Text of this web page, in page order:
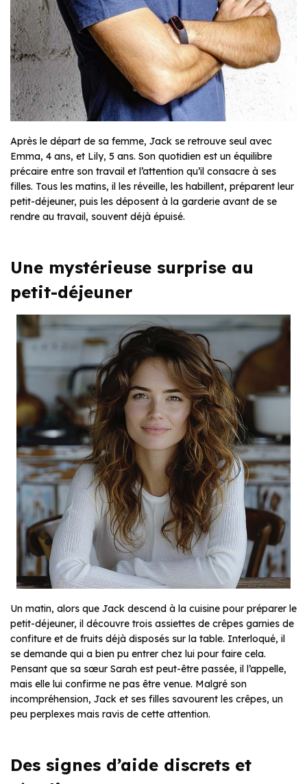
Après le départ de sa femme, Jack se retrouve seul avec
Emma, 4 ans, et Lily, 5 ans. Son quotidien est un équilibre
précaire entre son travail et l’attention qu’il consacre à ses
filles. Tous les matins, il les réveille, les habillent, préparent leur
petit-déjeuner, puis les déposent à la garderie avant de se
rendre au travail, souvent déjà épuisé.
Une mystérieuse surprise au
petit-déjeuner
Un matin, alors que Jack descend à la cuisine pour préparer le
petit-déjeuner, il découvre trois assiettes de crêpes garnies de
confiture et de fruits déjà disposés sur la table. Interloqué, il
se demande qui a bien pu entrer chez lui pour faire cela.
Pensant que sa sœur Sarah est peut-être passée, il l’appelle,
mais elle lui confirme ne pas être venue. Malgré son
incompréhension, Jack et ses filles savourent les crêpes, un
peu perplexes mais ravis de cette attention.
Des signes d’aide discrets et